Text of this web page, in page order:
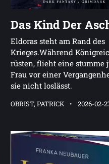
Das Kind Der
Eldoras steht am Rand des
Krieges.Während
rüsten, flieht eine stumme
Frau vor einer
sie nicht loslässt.
OBRIST, PATRICK 2026-02-